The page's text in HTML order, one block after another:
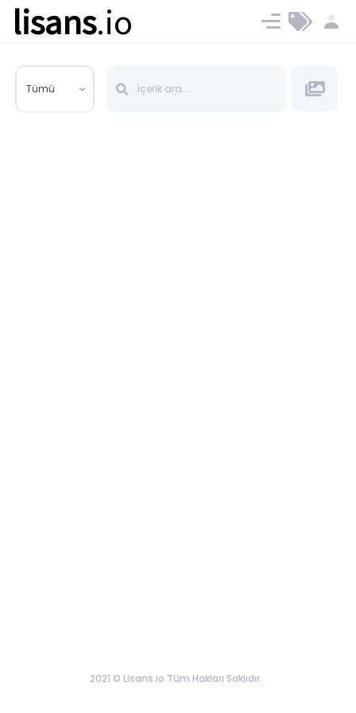
lisans.io Ücret ve Planlar
Tümü
2021 © Lisans.io Tüm Hakları Saklıdır.